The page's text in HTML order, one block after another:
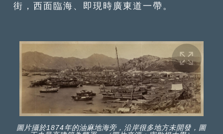
街，西面臨海、即現時廣東道一帶。
圖片攝於1874年的油麻地海旁，沿岸很多地方未開發，圖